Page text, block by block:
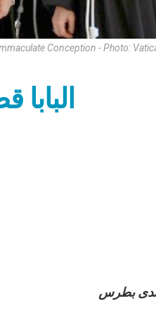
Conception - Photo:
بطرس